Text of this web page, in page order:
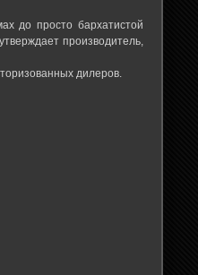
до просто бархатистой
производитель,
дилеров.